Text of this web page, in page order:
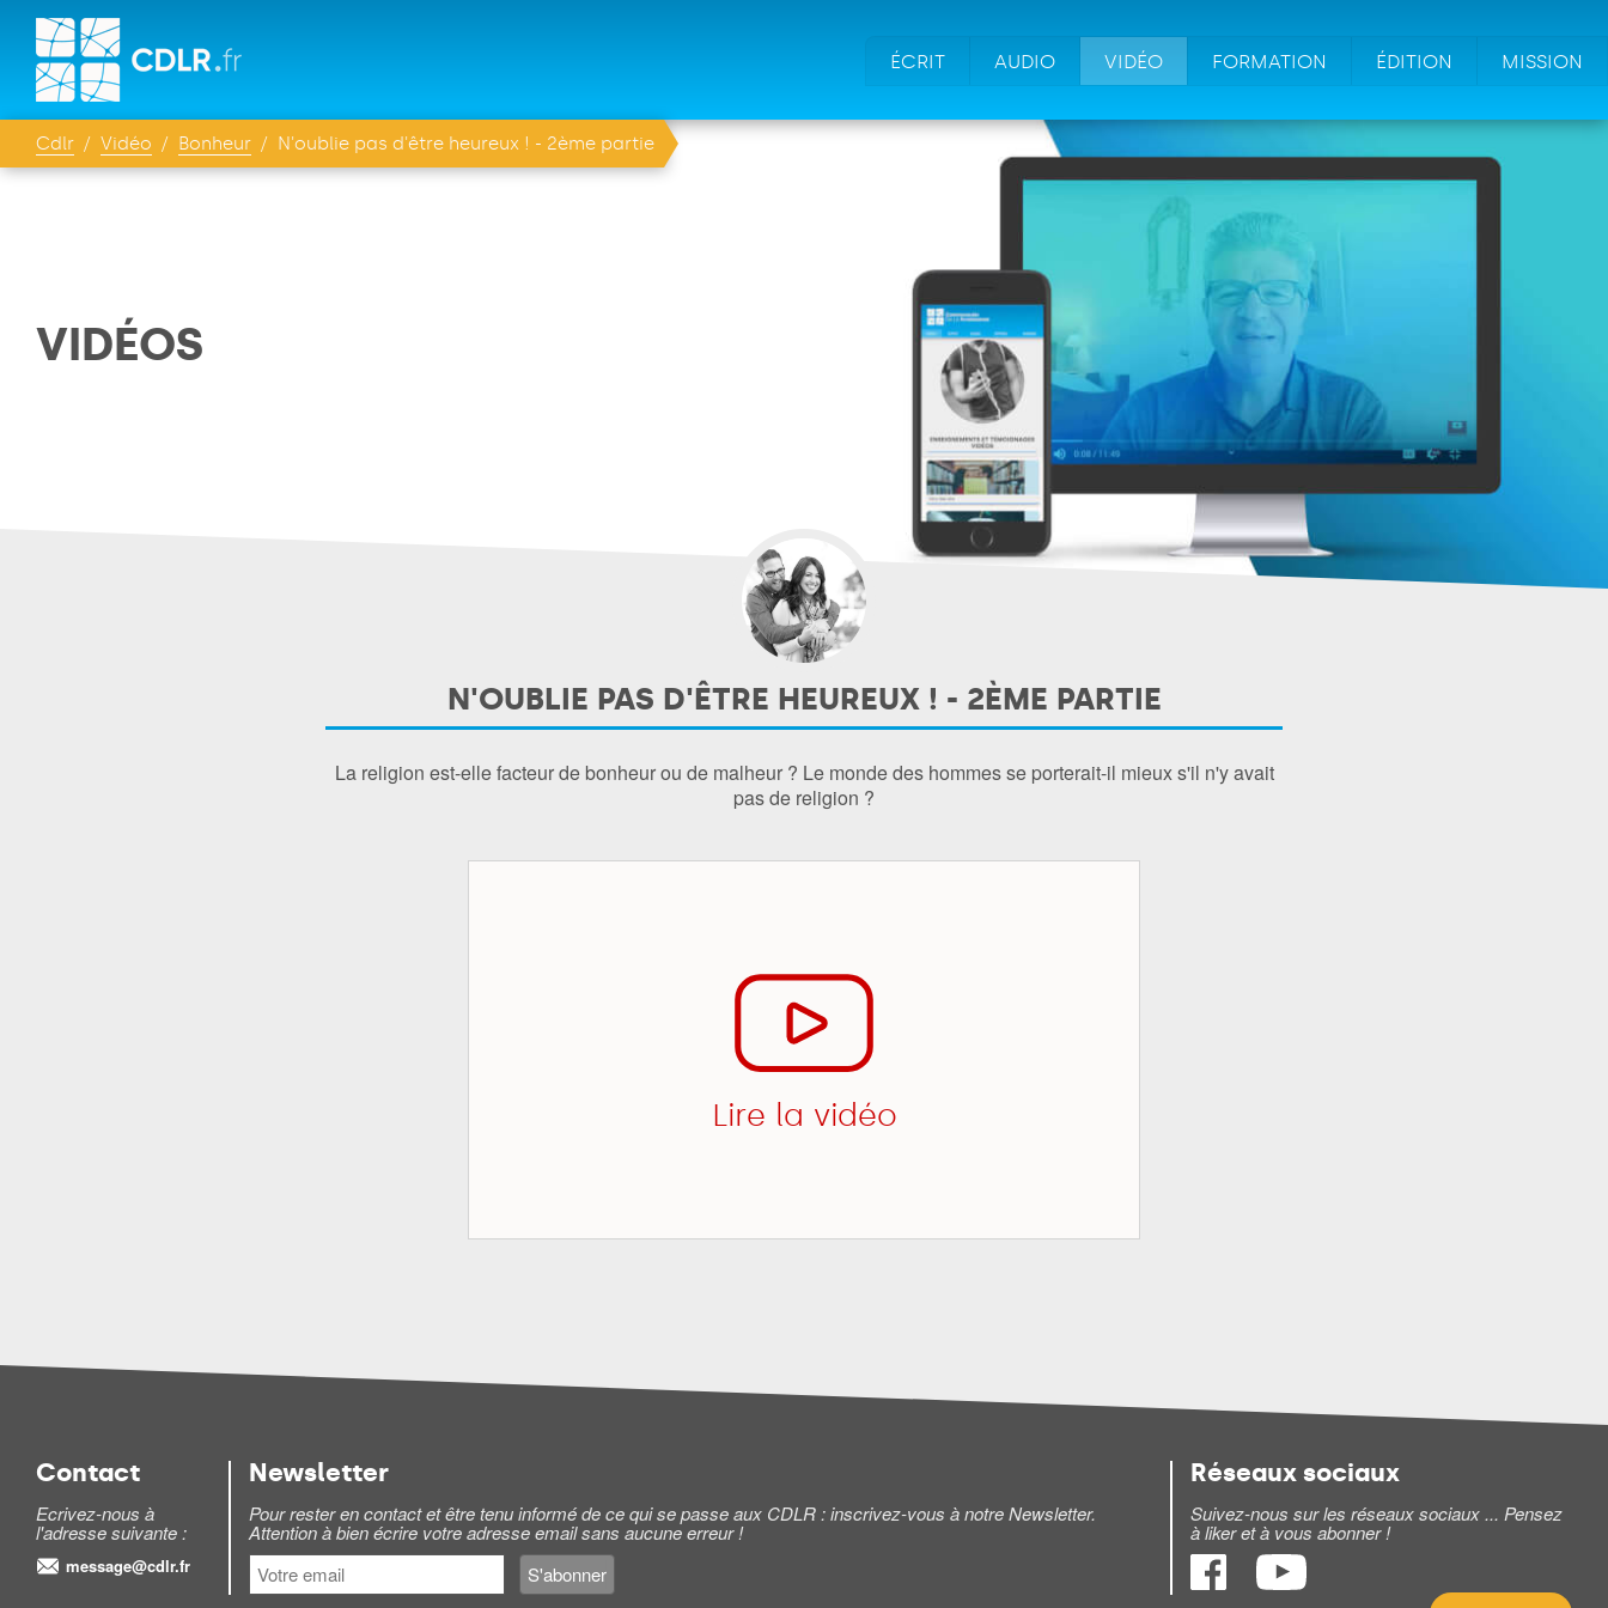
ÉCRIT AUDIO VIDÉO FORMATION ÉDITION MISSION
Cdlr Vidéo Bonheur N'oublie pas d'être heureux ! - 2ème partie
VIDÉOS
N'OUBLIE PAS D'ÊTRE HEUREUX ! - 2ÈME PARTIE
La religion est-elle facteur de bonheur ou de malheur ? Le monde des hommes se porterait-il mieux s'il n'y avait
pas de religion ?
Lire la vidéo
Contact
Ecrivez-nous à
l'adresse suivante :
message@cdlr.fr
Newsletter
Pour rester en contact et être tenu informé de ce qui se passe aux CDLR : inscrivez-vous à notre Newsletter.
Attention à bien écrire votre adresse email sans aucune erreur !
Réseaux sociaux
Suivez-nous sur les réseaux sociaux ... Pensez
à liker et à vous abonner !